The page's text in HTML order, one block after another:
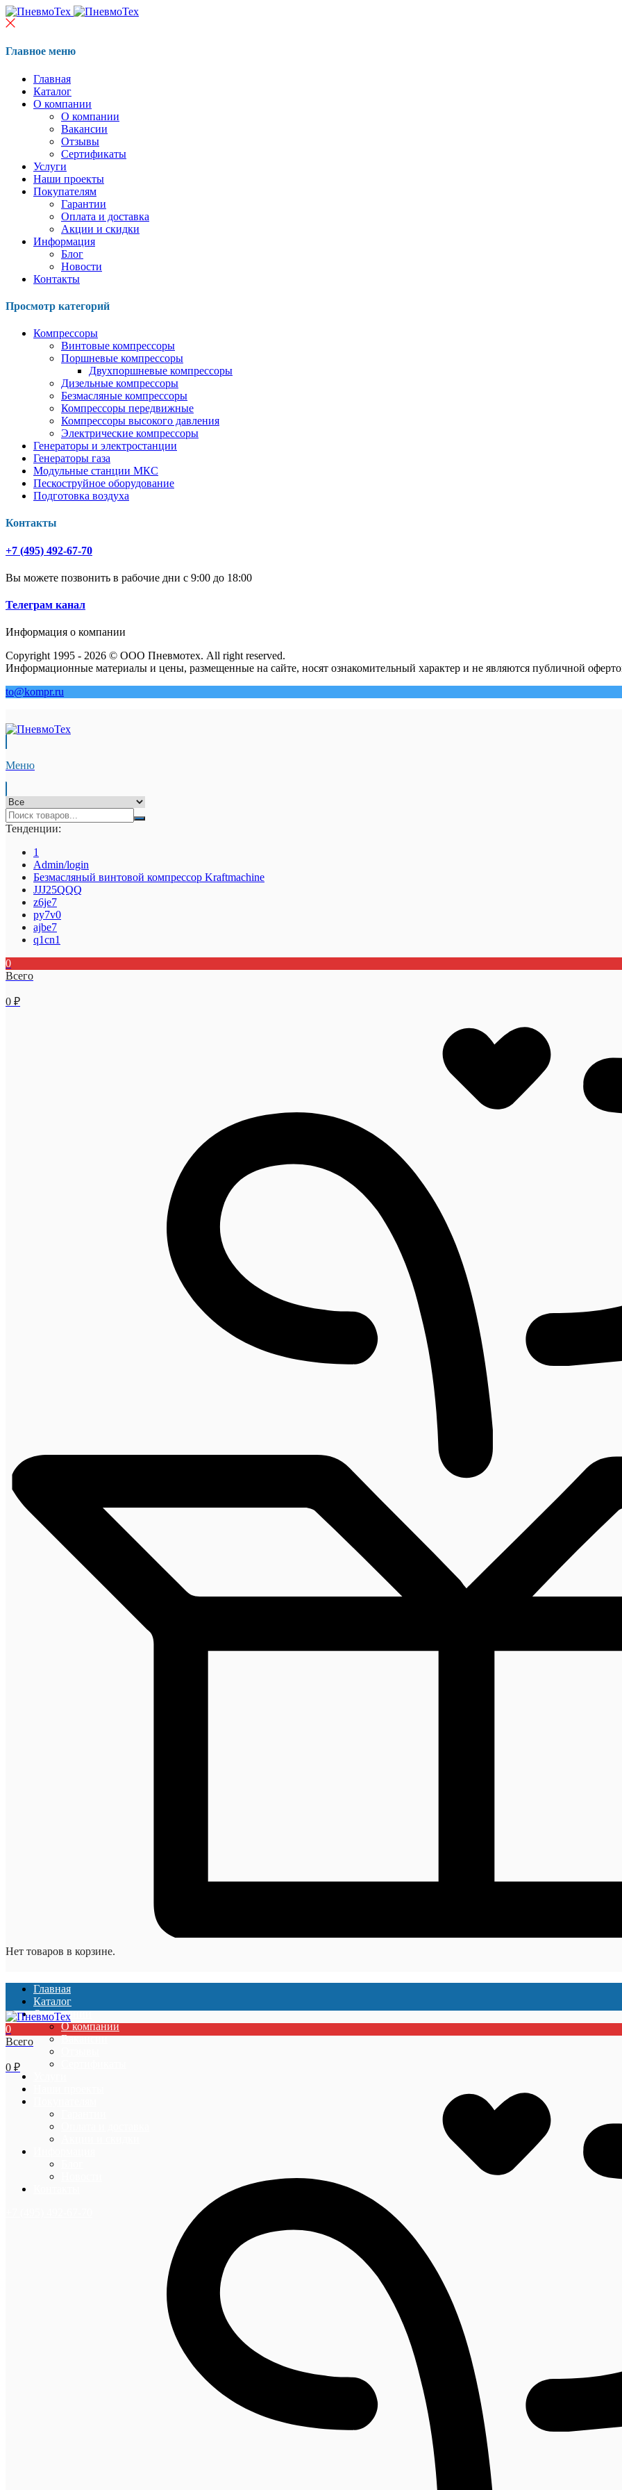
Главное меню
Главная
Каталог
О компании
О компании
Вакансии
Отзывы
Сертификаты
Услуги
Наши проекты
Покупателям
Гарантии
Оплата и доставка
Акции и скидки
Информация
Блог
Новости
Контакты
Просмотр категорий
Компрессоры
Винтовые компрессоры
Поршневые компрессоры
Двухпоршневые компрессоры
Дизельные компрессоры
Безмасляные компрессоры
Компрессоры передвижные
Компрессоры высокого давления
Электрические компрессоры
Генераторы и электростанции
Генераторы газа
Модульные станции МКС
Пескоструйное оборудование
Подготовка воздуха
Контакты
+7 (495) 492-67-70
Вы можете позвонить в рабочие дни с 9:00 до 18:00
Телеграм канал
Информация о компании
Copyright 1995 - 2026 © ООО Пневмотех. All right reserved.
Информационные материалы и цены, размещенные на сайте, носят ознакомительный характер и не являются публичной
to@kompr.ru
Меню
Тенденции:
1
Admin/login
Безмасляный винтовой компрессор Kraftmaсhine
JJJ25QQQ
z6je7
py7v0
ajbe7
q1cn1
0
Всего
0 ₽
Нет товаров в корзине.
Главная
Каталог
О компании
О компании
Вакансии
0
Всего
0 ₽